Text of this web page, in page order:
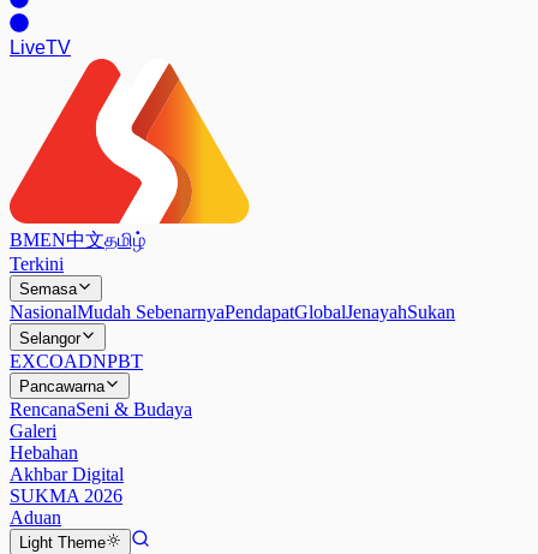
LiveTV
BMEN中文தமிழ்
Terkini
Semasa
NasionalMudah SebenarnyaPendapatGlobalJenayahSukan
Selangor
EXCOADNPBT
Pancawarna
RencanaSeni & Budaya
Galeri
Hebahan
Akhbar Digital
SUKMA 2026
Aduan
Light Theme